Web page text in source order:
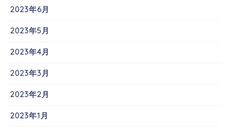
2023年6月
2023年5月
2023年4月
2023年3月
2023年2月
2023年1月